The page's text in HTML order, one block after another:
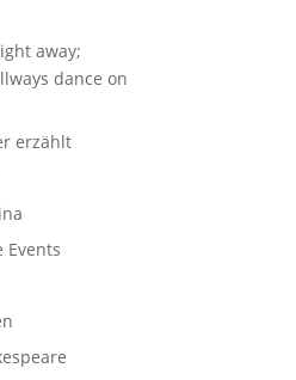
away;
dance on
erzählt
Events